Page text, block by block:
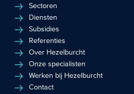
Sectoren
Diensten
Subsidies
Referenties
Over Hezelburcht
Onze specialisten
Werken bij Hezelburcht
Contact